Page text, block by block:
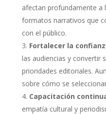
afectan profundamente a
formatos narrativos que
con el público.
Fortalecer la
las audiencias y convertir
prioridades editoriales.
sobre cómo se
Capacitación
empatía cultural y